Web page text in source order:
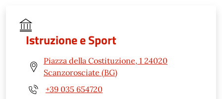
Istruzione e Sport
Piazza della Costituzione, 1 24020
Scanzorosciate (BG)
+39 035 654720